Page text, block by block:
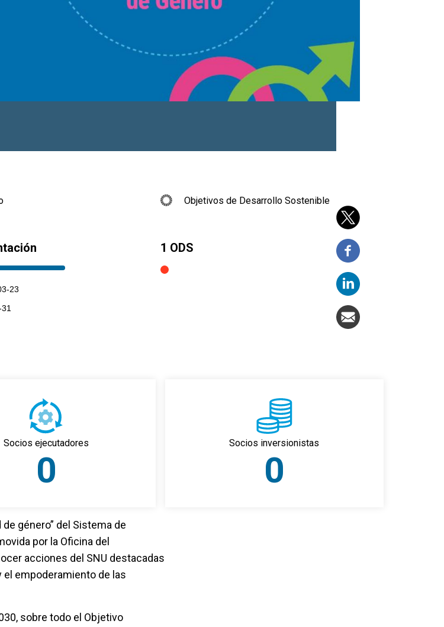
23
Objetivos de Desarrollo Sostenible
1 ODS
Socios ejecutadores
0
Socios inversionistas
0
género” del Sistema de
por la Oficina del
acciones del SNU destacadas
el empoderamiento de las
sobre todo el Objetivo